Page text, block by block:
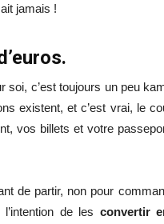
jamais !
soi, c’est toujours un peu
existent, et c’est vrai, le
vos billets et votre
de partir, non pour
de les convertir